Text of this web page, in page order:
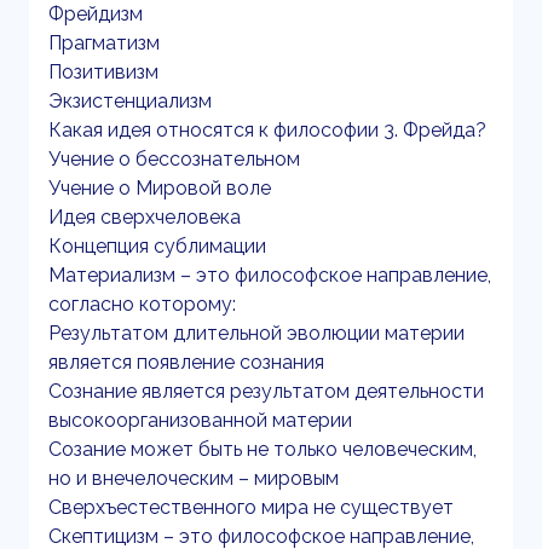
Фрейдизм
Прагматизм
Позитивизм
Экзистенциализм
Какая идея относятся к философии 3. Фрейда?
Учение о бессознательном
Учение о Мировой воле
Идея сверхчеловека
Концепция сублимации
Материализм – это философское направление,
согласно которому:
Результатом длительной эволюции материи
является появление сознания
Сознание является результатом деятельности
высокоорганизованной материи
Созание может быть не только человеческим,
но и внечелоческим – мировым
Сверхъестественного мира не существует
Скептицизм – это философское направление,